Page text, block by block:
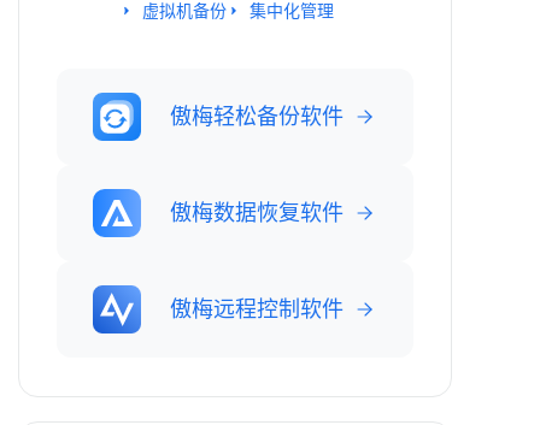
虚拟机备份
集中化管理
傲梅轻松备份软件
傲梅数据恢复软件
傲梅远程控制软件